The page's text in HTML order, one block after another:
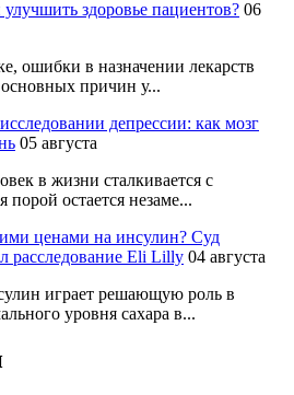
здоровье пациентов? 06
ошибки в назначении лекарств
причин у...
депрессии: как мозг
05 августа
в жизни сталкивается с
порой остается незаме...
ценами на инсулин? Суд
расследование Eli Lilly 04 августа
играет решающую роль в
уровня сахара в...